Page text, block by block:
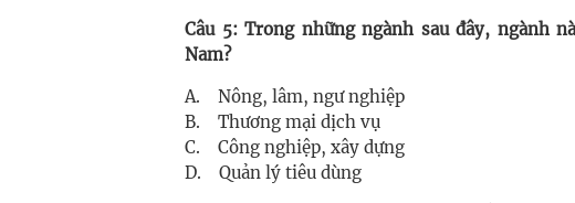
Câu 5: Trong những ngành sau đây, ngành
Nam?
A. Nông, lâm, ngư nghiệp
B. Thương mại dịch vụ
C. Công nghiệp, xây dựng
D. Quản lý tiêu dùng